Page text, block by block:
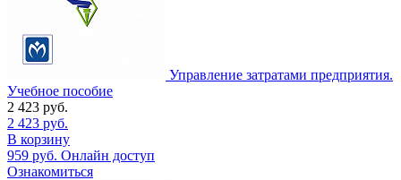
Управление затратами предприятия.
Учебное пособие
2 423 руб.
2 423 руб.
В корзину
959 руб. Онлайн доступ
Ознакомиться